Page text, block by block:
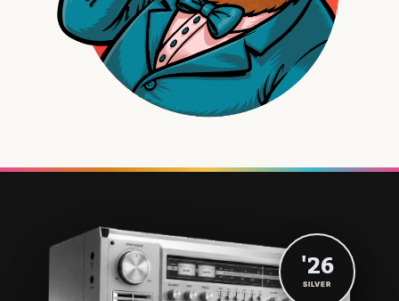
'26
SILVER